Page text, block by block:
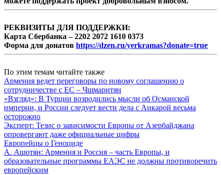
РЕКВИЗИТЫ ДЛЯ ПОДДЕРЖКИ:
Карта Сбербанка – 2202 2072 1610 0373
Форма для донатов https://dzen.ru/yerkramas?donate=true
По этим темам читайте также
Армения ведет переговоры по новому соглашению о
сотрудничестве с ЕС – Чшмаритян
«Взгляд»: В Турции возродились мысли об Османской
империи, и России следует вести дела с Анкарой весьма
осторожно
Эксперт: Тезис о зависимости Европы от Азербайджана
опровергают даже официальные цифры
Европейцы о Геноциде
А. Ашотян: Армения и Россия – часть Европы, и
образовательные программы ЕАЭС не должны противоречить
европейским